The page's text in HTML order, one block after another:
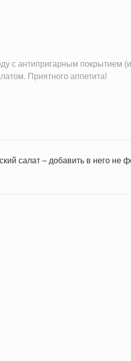
с антипригарным покрытием
Приятного аппетита!
салат – добавить в него